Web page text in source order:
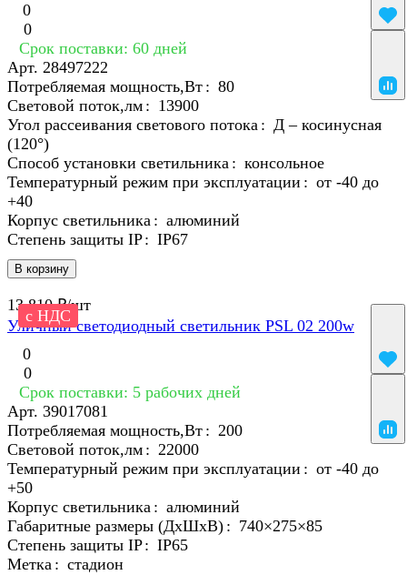
0
0
Срок поставки: 60 дней
Арт. 28497222
В корзину
Потребляемая мощность,Вт : 80
Световой поток,лм : 13900
Угол рассеивания светового потока : Д – косинусная
(120°)
Способ установки светильника : консольное
Температурный режим при эксплуатации : от -40 до
+40
Корпус светильника : алюминий
Степень защиты IP : IP67
с НДС
13 810 ₽/шт
Уличный светодиодный светильник PSL 02 200w
0
0
Срок поставки: 5 рабочих дней
Арт. 39017081
Потребляемая мощность,Вт : 200
Световой поток,лм : 22000
Температурный режим при эксплуатации : от -40 до
+50
Корпус светильника : алюминий
Габаритные размеры (ДхШхВ) : 740×275×85
Степень защиты IP : IP65
Метка : cтадион